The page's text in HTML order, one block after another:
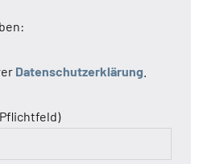
Datenschutzerklärung